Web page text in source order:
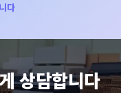
다
상담합니다